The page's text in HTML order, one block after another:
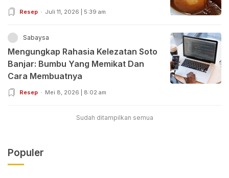
Resep Juli 11, 2026 | 5:39 am
Sabaysa
Mengungkap Rahasia Kelezatan Soto
Banjar: Bumbu Yang Memikat Dan
Cara Membuatnya
Resep Mei 8, 2026 | 8:02 am
Sudah ditampilkan semua
Populer